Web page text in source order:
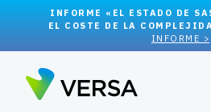
INFORME «EL ESTADO DE
EL COSTE DE LA
INFORME >